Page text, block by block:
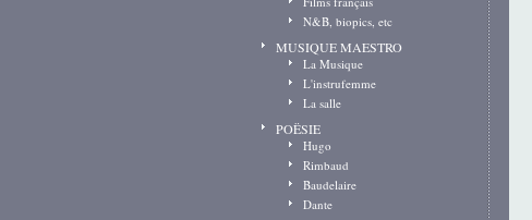
N&B, biopics, etc
MUSIQUE MAESTRO
La Musique
L'instrufemme
La salle
POËSIE
Hugo
Rimbaud
Baudelaire
Dante